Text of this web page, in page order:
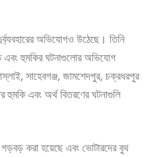
অভিযোগও উঠেছে। তিনি
এবং হুমকির ঘটনাগুলোর অভিযোগ
সাহেবগঞ্জ, জামশেদপুর, চক্রধরপুর
এবং অর্থ বিতরণের ঘটনাগুলি
করা হয়েছে এবং ভোটারদের বুথ